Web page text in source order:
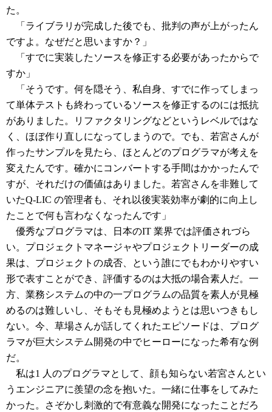
た。
「ライブラリが完成した後でも、批判の声が上がったん
ですよ。なぜだと思いますか？」
「すでに実装したソースを修正する必要があったからで
すか」
「そうです。何を隠そう、私自身、すでに作ってしまっ
て単体テストも終わっているソースを修正するのには抵抗
がありました。リファクタリングなどというレベルではな
く、ほぼ作り直しになってしまうので。でも、若宮さんが
作ったサンプルを見たら、ほとんどのプログラマが考えを
変えたんです。確かにコンバートする手間はかかったんで
すが、それだけの価値はありました。若宮さんを非難して
いたQ-LIC の管理者も、それ以後実装効率が劇的に向上し
たことで何も言わなくなったんです」
優秀なプログラマは、日本のIT 業界では評価されづら
い。プロジェクトマネージャやプロジェクトリーダーの成
果は、プロジェクトの成否、という誰にでもわかりやすい
形で表すことができ、評価するのは大抵の場合素人だ。一
方、業務システムの中の一プログラムの品質を素人が見極
めるのは難しいし、そもそも見極めようとは思いつきもし
ない。今、草場さんが話してくれたエピソードは、プログ
ラマが巨大システム開発の中でヒーローになった希有な例
だ。
私は1 人のプログラマとして、顔も知らない若宮さんとい
うエンジニアに羨望の念を抱いた。一緒に仕事をしてみた
かった。さぞかし刺激的で有意義な開発になったことだろ